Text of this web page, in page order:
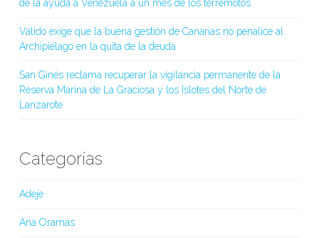
de la ayuda a Venezuela a un mes de los terremotos
Valido exige que la buena gestión de Canarias no penalice al
Archipiélago en la quita de la deuda
San Ginés reclama recuperar la vigilancia permanente de la
Reserva Marina de La Graciosa y los Islotes del Norte de
Lanzarote
Categorías
Adeje
Ana Oramas